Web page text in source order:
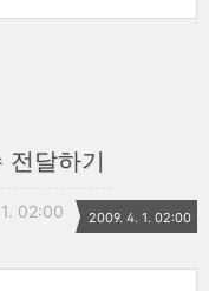
전달하기
02:00 2009. 4. 1. 02:00